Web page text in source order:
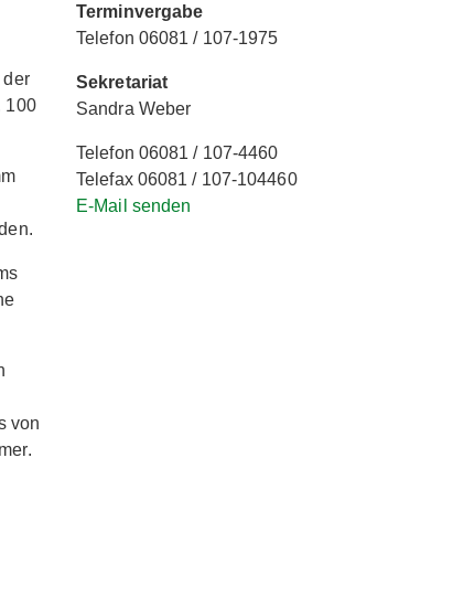
der
100
von
Terminvergabe
Telefon 06081 / 107-1975
Sekretariat
Sandra Weber
Telefon 06081 / 107-4460
Telefax 06081 / 107-104460
E-Mail senden